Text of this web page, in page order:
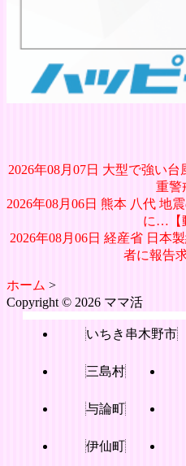
2026年08月07日 大型で強い
重警
2026年08月06日 熊本 八代 地
に…【
2026年08月06日 経産省 日本
者に報告
ホーム >
Copyright © 2026 ママ活
いちき串木野市
三島村
与論町
伊仙町